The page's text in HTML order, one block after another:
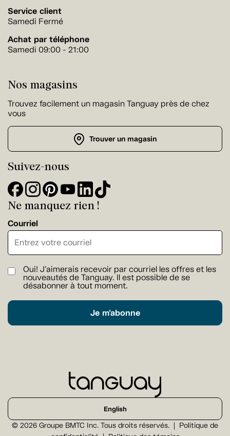
Service client
Samedi Fermé
Achat par téléphone
Samedi 09:00 - 21:00
Nos magasins
Trouvez facilement un magasin Tanguay près de chez
vous
Trouver un magasin
Suivez-nous
Ne manquez rien !
Courriel
Oui! J'aimerais recevoir par courriel les offres et les
nouveautés de Tanguay. Il est possible de se
désabonner à tout moment.
Je m'abonne
© 2026 Groupe BMTC Inc. Tous droits réservés.
Politique de
English